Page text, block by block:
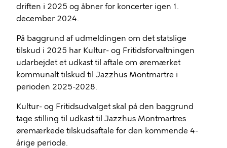
driften i 2025 og åbner for koncerter igen 1.
december 2024.
På baggrund af udmeldingen om det statslige
tilskud i 2025 har Kultur- og Fritidsforvaltningen
udarbejdet et udkast til aftale om øremærket
kommunalt tilskud til Jazzhus Montmartre i
perioden 2025-2028.
Kultur- og Fritidsudvalget skal på den baggrund
tage stilling til udkast til Jazzhus Montmartres
øremærkede tilskudsaftale for den kommende 4-
årige periode.